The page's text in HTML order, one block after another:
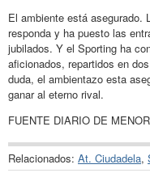
El ambiente está asegurado.
responda y ha puesto las
jubilados. Y el Sporting ha
aficionados, repartidos en
duda, el ambientazo esta
ganar al eterno rival.
FUENTE DIARIO DE
Relacionados: At. Ciudadela,